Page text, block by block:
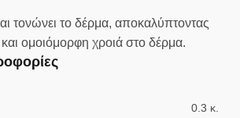
τονώνει το δέρμα, αποκαλύπτοντας
ομοιόμορφη χροιά στο δέρμα.
0.3 κ.